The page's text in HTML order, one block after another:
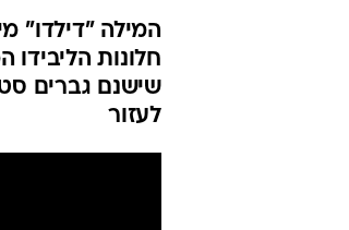
המילה "דילדו"
חלונות
שישנם גברים
לעזור